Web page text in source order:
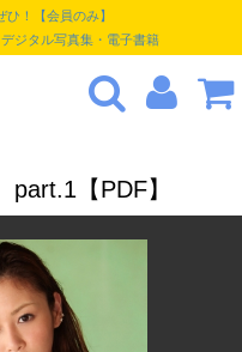
！【会員のみ】
デジタル写真集・電子書籍
【PDF】